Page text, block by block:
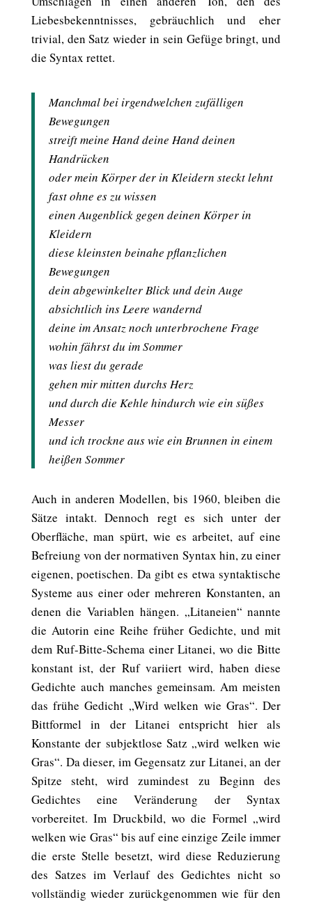
Liebesbekenntnisses, gebräuchlich und eher
trivial, den Satz wieder in sein Gefüge bringt, und
die Syntax rettet.
Manchmal bei irgendwelchen zufälligen
Bewegungen
streift meine Hand deine Hand deinen
Handrücken
oder mein Körper der in Kleidern steckt lehnt
fast ohne es zu wissen
einen Augenblick gegen deinen Körper in
Kleidern
diese kleinsten beinahe pflanzlichen
Bewegungen
dein abgewinkelter Blick und dein Auge
absichtlich ins Leere wandernd
deine im Ansatz noch unterbrochene Frage
wohin fährst du im Sommer
was liest du gerade
gehen mir mitten durchs Herz
und durch die Kehle hindurch wie ein süßes
Messer
und ich trockne aus wie ein Brunnen in einem
heißen Sommer
Auch in anderen Modellen, bis 1960, bleiben die
Sätze intakt. Dennoch regt es sich unter der
Oberfläche, man spürt, wie es arbeitet, auf eine
Befreiung von der normativen Syntax hin, zu einer
eigenen, poetischen. Da gibt es etwa syntaktische
Systeme aus einer oder mehreren Konstanten, an
denen die Variablen hängen. „Litaneien“ nannte
die Autorin eine Reihe früher Gedichte, und mit
dem Ruf-Bitte-Schema einer Litanei, wo die Bitte
konstant ist, der Ruf variiert wird, haben diese
Gedichte auch manches gemeinsam. Am meisten
das frühe Gedicht „Wird welken wie Gras“. Der
Bittformel in der Litanei entspricht hier als
Konstante der subjektlose Satz „wird welken wie
Gras“. Da dieser, im Gegensatz zur Litanei, an der
Spitze steht, wird zumindest zu Beginn des
Gedichtes eine Veränderung der Syntax
vorbereitet. Im Druckbild, wo die Formel „wird
welken wie Gras“ bis auf eine einzige Zeile immer
die erste Stelle besetzt, wird diese Reduzierung
des Satzes im Verlauf des Gedichtes nicht so
vollständig wieder zurückgenommen wie für den